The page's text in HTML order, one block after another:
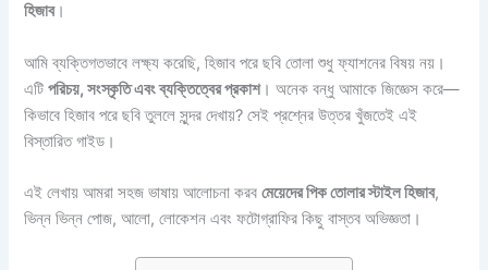
হিজাব।
আমি ব্যক্তিগতভাবে লক্ষ্য করেছি, হিজাব পরে ছবি তোলা শুধু ফ্যাশনের বিষয় নয়।
এটিপরিচয়, সংস্কৃতি এবং ব্যক্তিত্বের প্রকাশ। অনেক বন্ধু আমাকে জিজ্ঞেস করে—
কিভাবে হিজাব পরে ছবি তুললে সুন্দর দেখায়? সেই প্রশ্নের উত্তর খুঁজতেই এই
বিস্তারিত গাইড।
এই লেখায় আমরা সহজ ভাষায় আলোচনা করবমেয়েদের পিক তোলার স্টাইল হিজাব,
ভিন্ন ভিন্ন পোজ, আলো, লোকেশন এবং ফটোগ্রাফির কিছু বাস্তব অভিজ্ঞতা।